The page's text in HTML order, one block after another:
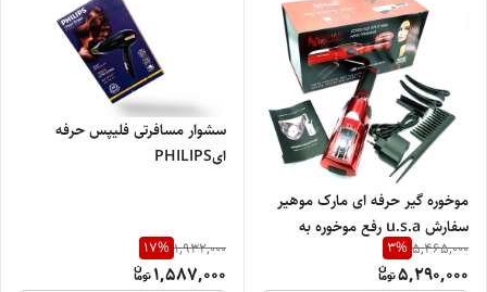
موخوره گیر حرفه ای مارک موهیر
سفارش u.s.a رفع موخوره به
صورت قطعی چند شاخه شدن
ساقه مو را بر طرف میکند.
5,465,000
3%
5,290,000
سشوار مسافرتی فلیپس حرفه
ایPHILIPS
1,932,000
17%
1,587,000